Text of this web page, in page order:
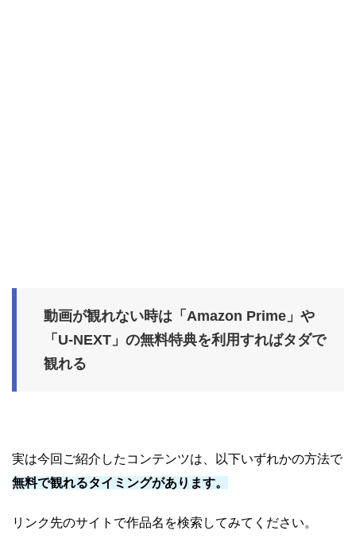
動画が観れない時は「Amazon Prime」や
「U-NEXT」の無料特典を利用すればタダで
観れる
実は今回ご紹介したコンテンツは、以下いずれかの方法で
無料で観れるタイミングがあります。
リンク先のサイトで作品名を検索してみてください。